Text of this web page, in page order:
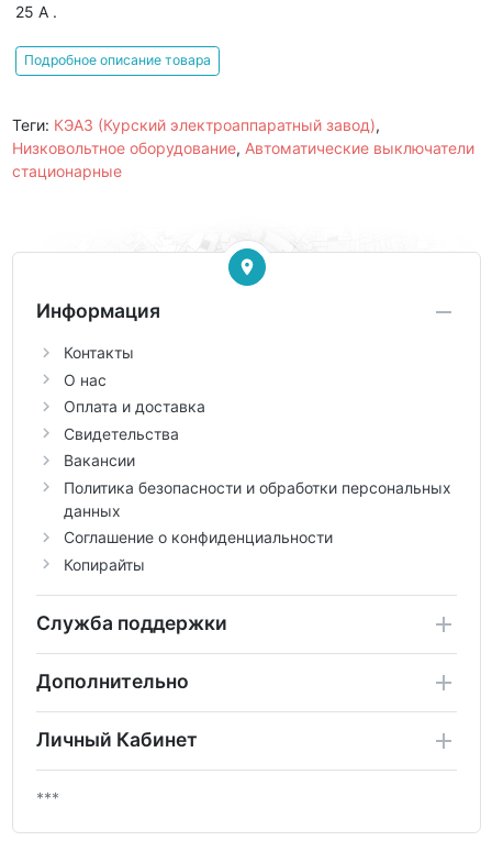
25 А .
Подробное описание товара
Теги: КЭАЗ (Курский электроаппаратный завод),
Низковольтное оборудование, Автоматические выключатели
стационарные
Информация
Контакты
О нас
Оплата и доставка
Свидетельства
Вакансии
Политика безопасности и обработки персональных
данных
Соглашение о конфиденциальности
Копирайты
Служба поддержки
Дополнительно
Личный Кабинет
***